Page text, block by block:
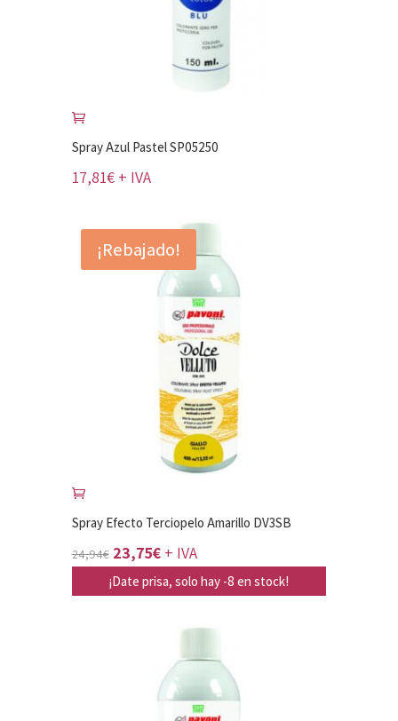
Spray Azul Pastel SP05250
17,81€ + IVA
¡Rebajado!
Spray Efecto Terciopelo Amarillo DV3SB
24,94€ El
precio
23,75€El
precio
23,75€.
+ IVA
¡Date prisa, solo hay -8 en stock!